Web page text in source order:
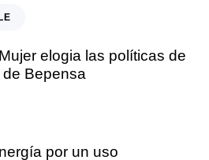
elogia las políticas de
Bepensa
por un uso